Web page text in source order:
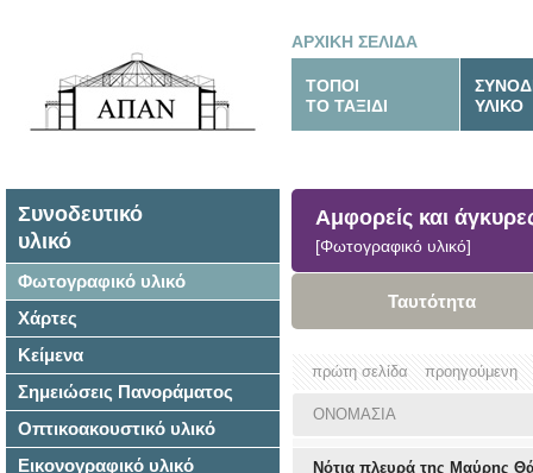
ΑΡΧΙΚΗ ΣΕΛΙΔΑ
ΤΟΠΟΙ
ΤΟ ΤΑΞΙΔΙ
ΥΛΙΚΟ
Συνοδευτικό
υλικό
Φωτογραφικό υλικό
Χάρτες
Κείμενα
Σημειώσεις Πανοράματος
Οπτικοακουστικό υλικό
Εικονογραφικό υλικό
Αμφορείς και
[Φωτογραφικό υλικό]
Ταυτότητα
πρώτη σελίδα προηγούμενη
ΟΝΟΜΑΣΙΑ
Νότια πλευρά της Μαύρης